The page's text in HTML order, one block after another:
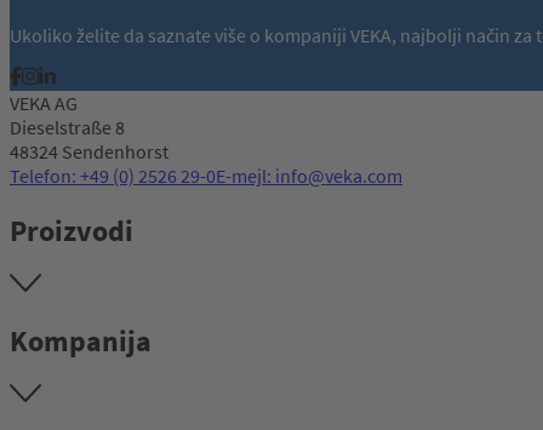
Ukoliko želite da saznate više o kompaniji VEKA, najbolji način
VEKA AG
Dieselstraße 8
48324 Sendenhorst
Telefon: +49 (0) 2526 29-0E-mejl: info@veka.com
Proizvodi
Kompanija